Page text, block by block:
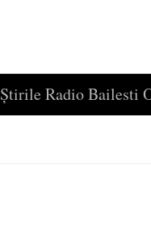
Știrile Radio Bailesti